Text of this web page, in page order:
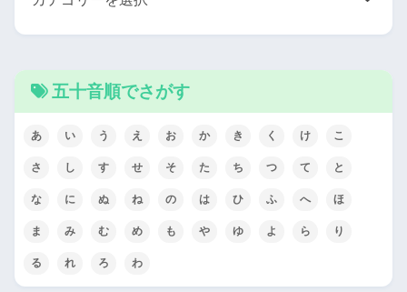
五十音順でさがす
あ い う え お か き く け こ
さ し す せ そ た ち つ て と
な に ぬ ね の は ひ ふ へ ほ
ま み む め も や ゆ よ ら り
る れ ろ わ